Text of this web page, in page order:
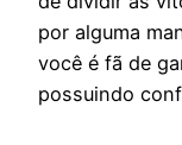
por alguma
você é fã de
possuindo